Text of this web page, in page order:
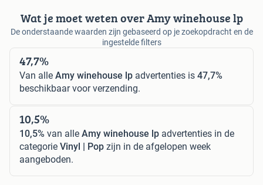
Wat je moet weten over Amy winehouse lp
De onderstaande waarden zijn gebaseerd op je zoekopdracht en de
ingestelde filters
47,7%
Van alle Amy winehouse lp advertenties is 47,7%
beschikbaar voor verzending.
10,5%
10,5% van alle Amy winehouse lp advertenties in de
categorie Vinyl | Pop zijn in de afgelopen week
aangeboden.